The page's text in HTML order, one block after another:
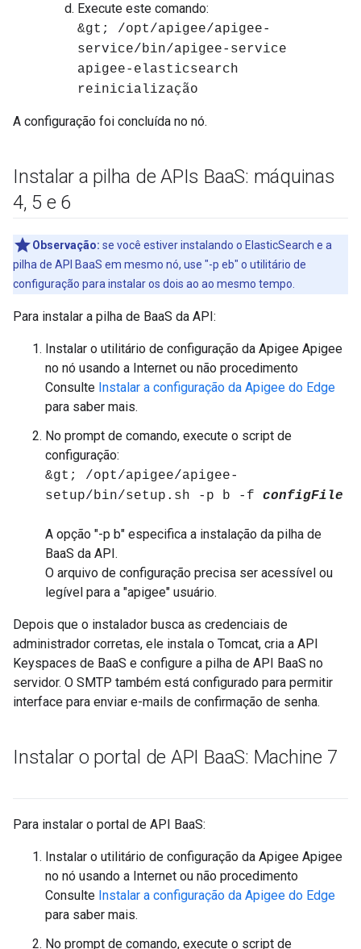
Execute este comando:
&gt; /opt/apigee/apigee-
service/bin/apigee-service
apigee-elasticsearch
reinicialização
A configuração foi concluída no nó.
Instalar a pilha de APIs BaaS: máquinas
4, 5 e 6
Observação: se você estiver instalando o ElasticSearch e a
pilha de API BaaS em mesmo nó, use "-p eb" o utilitário de
configuração para instalar os dois ao ao mesmo tempo.
Para instalar a pilha de BaaS da API:
Instalar o utilitário de configuração da Apigee Apigee
no nó usando a Internet ou não procedimento
Consulte Instalar a configuração da Apigee do Edge
para saber mais.
No prompt de comando, execute o script de
configuração:
&gt; /opt/apigee/apigee-
setup/bin/setup.sh -p b -f configFile
A opção "-p b" especifica a instalação da pilha de
BaaS da API.
O arquivo de configuração precisa ser acessível ou
legível para a "apigee" usuário.
Depois que o instalador busca as credenciais de
administrador corretas, ele instala o Tomcat, cria a API
Keyspaces de BaaS e configure a pilha de API BaaS no
servidor. O SMTP também está configurado para permitir
interface para enviar e-mails de confirmação de senha.
Instalar o portal de API BaaS: Machine 7
Para instalar o portal de API BaaS:
Instalar o utilitário de configuração da Apigee Apigee
no nó usando a Internet ou não procedimento
Consulte Instalar a configuração da Apigee do Edge
para saber mais.
No prompt de comando, execute o script de